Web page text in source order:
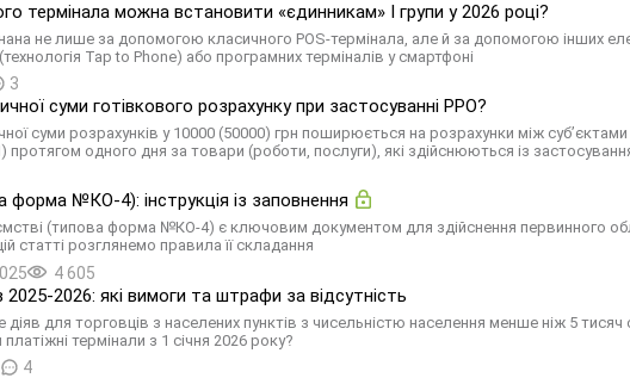
термінала можна встановити «єдинникам» І групи у 2026 році?
не лише за допомогою класичного POS-термінала, але й за допомогою інших
Tap to Phone) або програмних терміналів у смартфоні
3
суми готівкового розрахунку при застосуванні РРО?
суми розрахунків у 10000 (50000) грн поширюється на розрахунки між
одного дня за товари (роботи, послуги), які здійснюються із
форма №КО-4): інструкція із заповнення
(типова форма №КО-4) є ключовим документом для здійснення первинного
статті розглянемо правила її складання
4 605
2026: які вимоги та штрафи за відсутність
для торговців з населених пунктів з чисельністю населення менше ніж 5 тисяч
термінали з 1 січня 2026 року?
4